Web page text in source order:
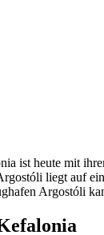
ist heute mit
liegt auf
Argostóli